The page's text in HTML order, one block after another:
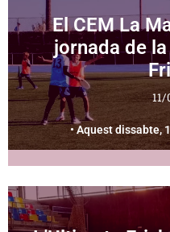
El CEM La
jornada de
• Aquest dissabte,